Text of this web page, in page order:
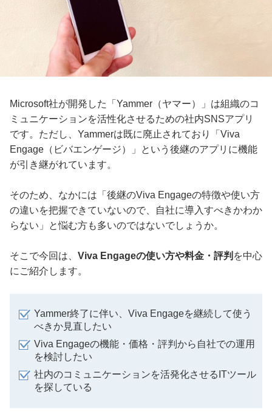
Microsoft社が開発した「Yammer（ヤマー）」は組織のコ
ミュニケーションを活性化させるための社内SNSアプリ
です。ただし、Yammerは既に廃止されており「Viva
Engage（ビバエンゲージ）」という後継のアプリに機能
が引き継がれています。
そのため、なかには「後継のViva Engageの特徴や使い方
の違いを把握できていないので、自社に導入すべきかわか
らない」と悩む方も多いのではないでしょうか。
そこで今回は、 Viva Engageの使い方や料金・評判 を中心
にご紹介します。
Yammer終了に伴い、Viva Engageを継続して使う
べきか見直したい
Viva Engageの機能・価格・評判から自社での運用
を検討したい
社内のコミュニケーションを活発化させるITツール
を探している